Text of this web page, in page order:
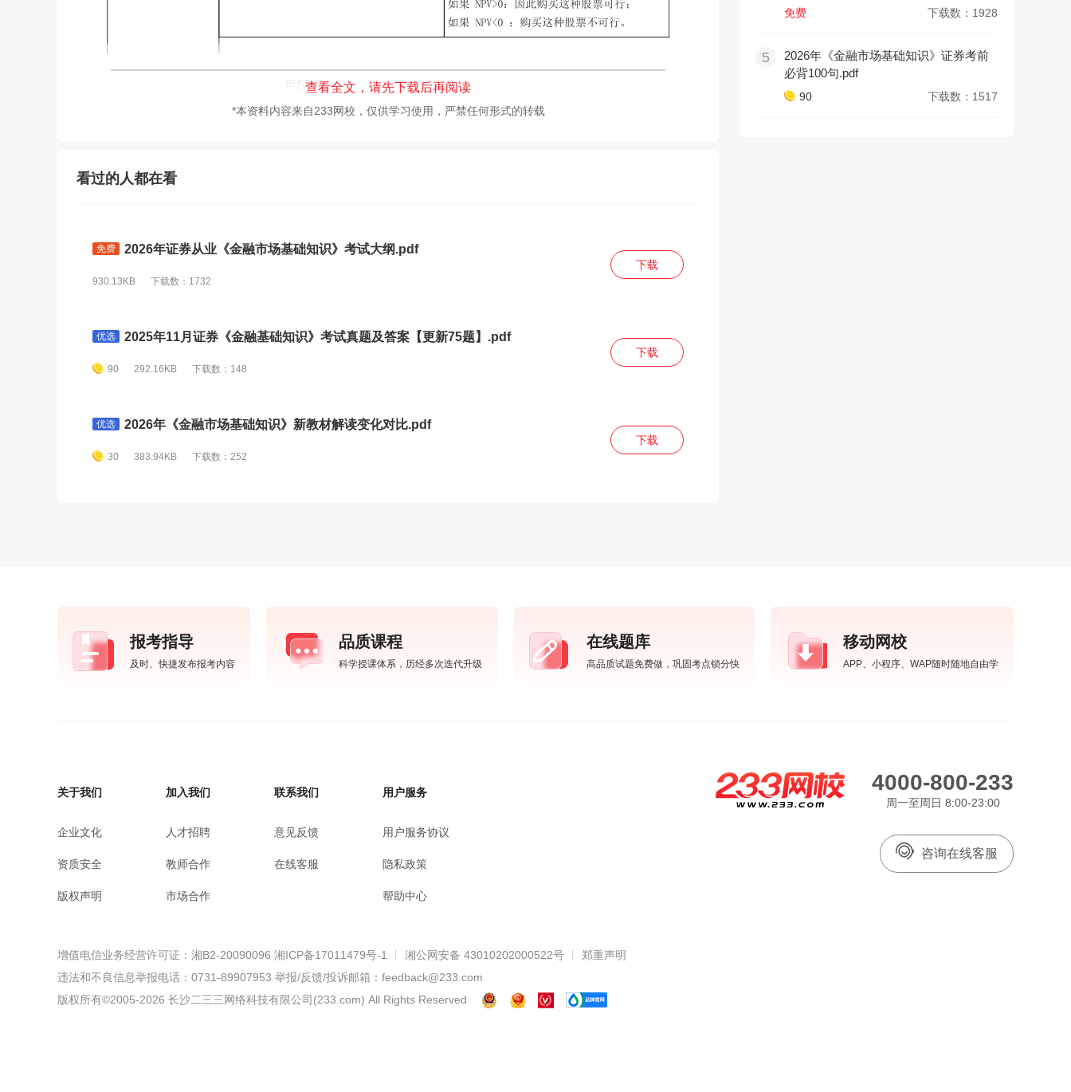
查看全文，请先下载后再阅读
*本资料内容来自233网校，仅供学习使用，严禁任何形式的转载
看过的人都在看
免费 2026年证券从业《金融市场基础知识》考试大纲.pdf
930.13KB 下载数：1732
下载
优选 2025年11月证券《金融基础知识》考试真题及答案【更新75题】.pdf
90 292.16KB 下载数：148
下载
优选 2026年《金融市场基础知识》新教材解读变化对比.pdf
30 383.94KB 下载数：252
下载
免费 下载数：1928
5
2026年《金融市场基础知识》证券考前
必背100句.pdf
90 下载数：1517
报考指导
及时、快捷发布报考内容
品质课程
科学授课体系，历经多次迭代升级
在线题库
高品质试题免费做，巩固考点锁分快
移动网校
APP、小程序、WAP随时随地自由学
关于我们
企业文化
资质安全
版权声明
加入我们
人才招聘
教师合作
市场合作
联系我们
意见反馈
在线客服
用户服务
用户服务协议
隐私政策
帮助中心
4000-800-233
周一至周日 8:00-23:00
咨询在线客服
增值电信业务经营许可证：湘B2-20090096 湘ICP备17011479号-1 ┊ 湘公网安备 43010202000522号 ┊ 郑重声明
违法和不良信息举报电话：0731-89907953 举报/反馈/投诉邮箱：feedback@233.com
版权所有©2005-2026 长沙二三三网络科技有限公司(233.com) All Rights Reserved